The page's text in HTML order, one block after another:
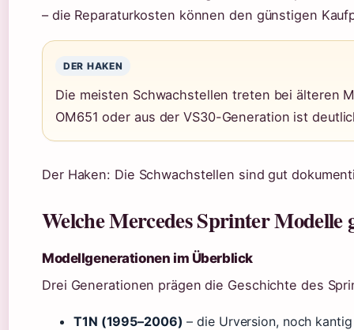
– die Reparaturkosten können den günstigen
DER HAKEN
Die meisten Schwachstellen treten bei älteren
OM651 oder aus der VS30-Generation ist
Der Haken: Die Schwachstellen sind gut
Welche Mercedes Sprinter Modelle
Modellgenerationen im Überblick
Drei Generationen prägen die Geschichte des
T1N (1995–2006) – die Urversion, noch